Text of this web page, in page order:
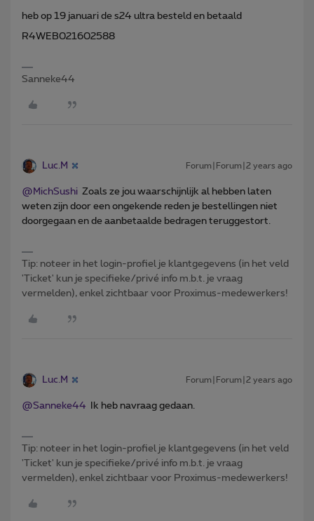
heb op 19 januari de s24 ultra besteld en betaald
R4WEB021602588
Sanneke44
Luc.M Forum|Forum|2 years ago
@MichSushi Zoals ze jou waarschijnlijk al hebben laten
weten zijn door een ongekende reden je bestellingen niet
doorgegaan en de aanbetaalde bedragen teruggestort.
Tip: noteer in het login-profiel je klantgegevens (in het veld
'Ticket' kun je specifieke/privé info m.b.t. je vraag
vermelden), enkel zichtbaar voor Proximus-medewerkers!
Luc.M Forum|Forum|2 years ago
@Sanneke44 Ik heb navraag gedaan.
Tip: noteer in het login-profiel je klantgegevens (in het veld
'Ticket' kun je specifieke/privé info m.b.t. je vraag
vermelden), enkel zichtbaar voor Proximus-medewerkers!